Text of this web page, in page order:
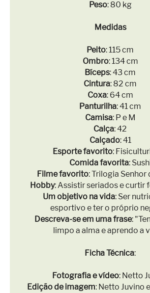
Peso: 80 kg
Medidas
Peito: 115 cm
Ombro: 134 cm
Bíceps: 43 cm
Cintura: 82 cm
Coxa: 64 cm
Panturilha: 41 cm
Camisa: P e M
Calça: 42
Calçado: 41
Esporte favorito:
Comida favorita:
Filme favorito: Trilogia Senhor
Hobby: Assistir seriados e curtir
Um objetivo na vida: Ser
esportivo e ter o próprio
Descreva-se em uma frase:
limpo a alma e aprendo a
Ficha Técnica:
Fotografia e vídeo: Netto
Edição de imagem: Netto Juvino